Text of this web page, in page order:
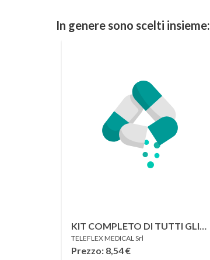
In genere sono scelti insieme:
KIT COMPLETO DI TUTTI GLI
ACCESSORI PER POSIZIONARE
UN CATETERE VESCICALE A
TELEFLEX MEDICAL Srl
Prezzo: 8,54€